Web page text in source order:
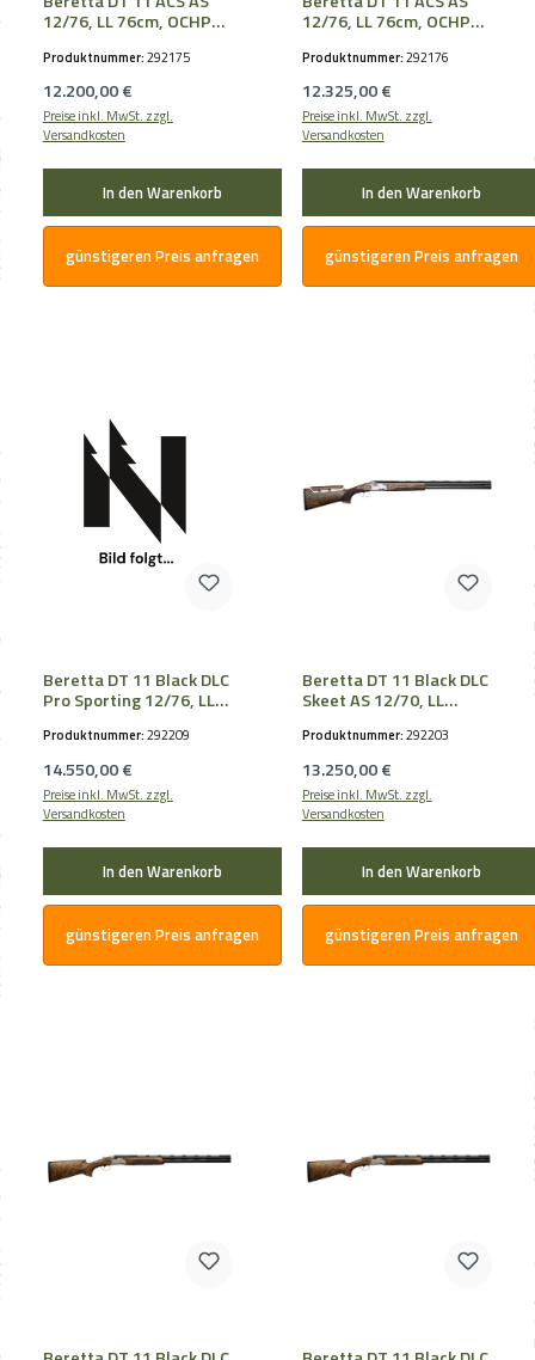
12/76, LL 76cm, OCHPe,
Produktnummer:292175
Regulärer Preis:
12.200,00 €
Preise inkl. MwSt. zzgl.
Versandkosten
In den Warenkorb
günstigeren Preis anfragen
12/76, LL 76cm, OCHPe,
Produktnummer:292176
Regulärer Preis:
12.325,00 €
Preise inkl. MwSt. zzgl.
Versandkosten
In den Warenkorb
günstigeren Preis anfragen
Beretta DT 11 Black DLC
Pro Sporting 12/76, LL
Produktnummer:292209
Regulärer Preis:
14.550,00 €
Preise inkl. MwSt. zzgl.
Versandkosten
In den Warenkorb
günstigeren Preis anfragen
Beretta DT 11 Black DLC
Skeet AS 12/70, LL
Produktnummer:292203
Regulärer Preis:
13.250,00 €
Preise inkl. MwSt. zzgl.
Versandkosten
In den Warenkorb
günstigeren Preis anfragen